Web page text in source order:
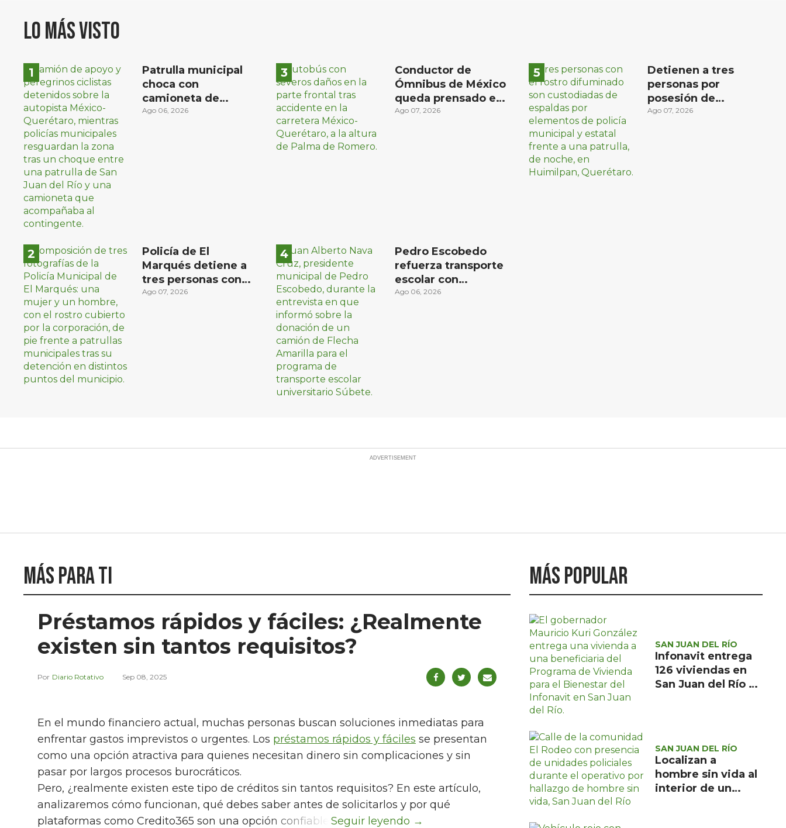
Lo más visto
Patrulla municipal
choca con
camioneta de
peregrinos ciclistas
Ago 06, 2026
Policía de El
Marqués detiene a
tres personas con
distintos narcóticos
Ago 07, 2026
Conductor de
Ómnibus de México
queda prensado en
choque con
Ago 07, 2026
Pedro Escobedo
refuerza transporte
escolar con
donación de camión
Ago 06, 2026
Detienen a tres
personas por
posesión de
sustancias ilícitas en
Ago 07, 2026
Más para ti
Préstamos rápidos y fáciles: ¿Realmente
existen sin tantos requisitos?
Diario Rotativo Sep 08, 2025
En el mundo financiero actual, muchas personas buscan soluciones inmediatas para
enfrentar gastos imprevistos o urgentes. Los préstamos rápidos y fáciles se presentan
como una opción atractiva para quienes necesitan dinero sin complicaciones y sin
pasar por largos procesos burocráticos.
Pero, ¿realmente existen este tipo de créditos sin tantos requisitos? En este artículo,
analizaremos cómo funcionan, qué debes saber antes de solicitarlos y por qué
plataformas como Credito365 son una opción confiable.
Más popular
SAN JUAN DEL RÍO
Infonavit entrega
126 viviendas en
San Juan del Río a
SAN JUAN DEL RÍO
Localizan a
hombre sin vida al
interior de un